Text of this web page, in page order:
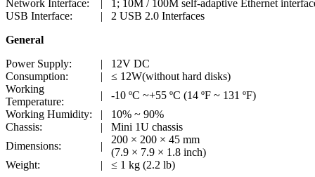
Network Interface:
|
1; 10M / 100M self-adaptive Ethernet
USB Interface:
|
2 USB 2.0 Interfaces
General
Power Supply:
|
12V DC
Consumption:
|
≤ 12W(without hard disks)
Working
Temperature:
|
-10 ºC ~+55 ºC (14 ºF ~ 131 ºF)
Working Humidity:
|
10% ~ 90%
Chassis:
|
Mini 1U chassis
Dimensions:
|
200 × 200 × 45 mm
(7.9 × 7.9 × 1.8 inch)
Weight:
| ≤ 1 kg (2.2 lb)